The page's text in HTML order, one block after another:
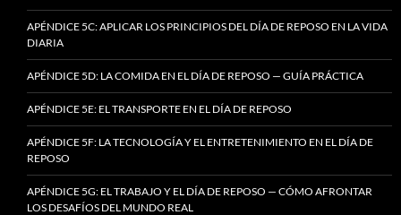
APÉNDICE 5C: APLICAR LOS PRINCIPIOS DEL DÍA DE REPOSO EN LA VIDA
DIARIA
APÉNDICE 5D: LA COMIDA EN EL DÍA DE REPOSO — GUÍA PRÁCTICA
APÉNDICE 5E: EL TRANSPORTE EN EL DÍA DE REPOSO
APÉNDICE 5F: LA TECNOLOGÍA Y EL ENTRETENIMIENTO EN EL DÍA DE
REPOSO
APÉNDICE 5G: EL TRABAJO Y EL DÍA DE REPOSO — CÓMO AFRONTAR
LOS DESAFÍOS DEL MUNDO REAL